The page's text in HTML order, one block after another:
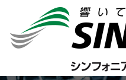
ホーム クラッチ・ブレーキ セルキ